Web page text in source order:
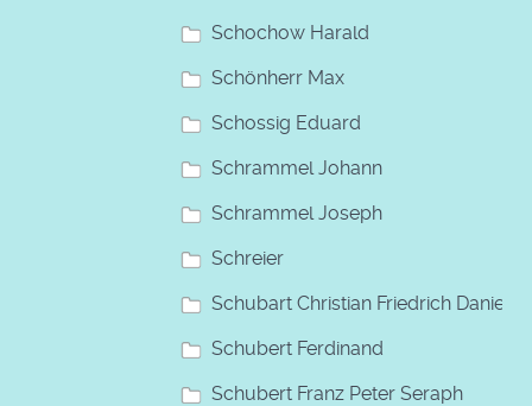
Schochow Harald
Schönherr Max
Schossig Eduard
Schrammel Johann
Schrammel Joseph
Schreier
Schubart Christian Friedrich Daniel
Schubert Ferdinand
Schubert Franz Peter Seraph